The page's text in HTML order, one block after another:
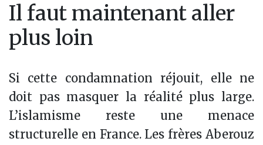
Il faut maintenant aller
plus loin
Si cette condamnation réjouit, elle ne
doit pas masquer la réalité plus large.
L’islamisme reste une menace
structurelle en France. Les frères Aberouz